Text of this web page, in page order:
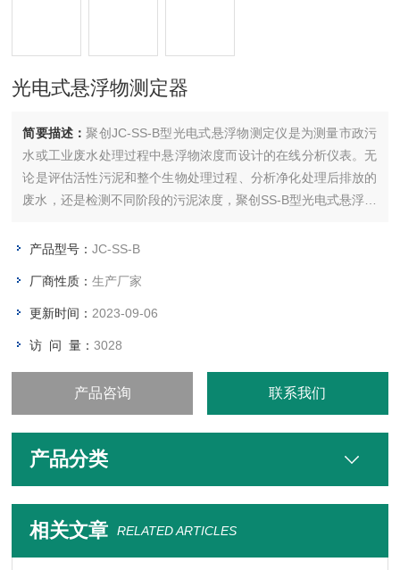
光电式悬浮物测定器
简要描述：聚创JC-SS-B型光电式悬浮物测定仪是为测量市政污
水或工业废水处理过程中悬浮物浓度而设计的在线分析仪表。无
论是评估活性污泥和整个生物处理过程、分析净化处理后排放的
废水，还是检测不同阶段的污泥浓度，聚创SS-B型光电式悬浮物
产品型号：JC-SS-B
厂商性质：生产厂家
更新时间： 2023-09-06
访 问 量：3028
产品咨询 联系我们
产品分类
相关文章 RELATED ARTICLES